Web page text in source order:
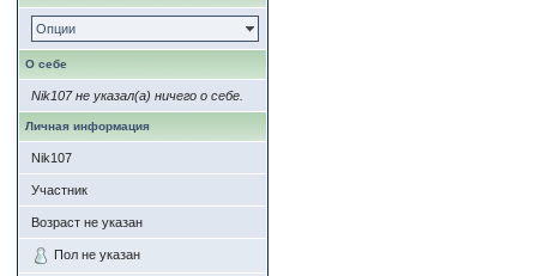
Опции
О себе
Nik107 не указал(а) ничего о себе.
Личная информация
Nik107
Участник
Возраст не указан
Пол не указан